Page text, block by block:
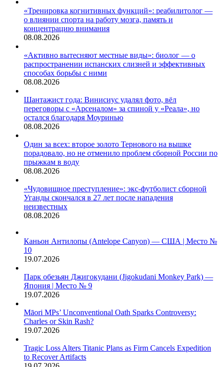
«Тренировка когнитивных функций»: реабилитолог —
о влиянии спорта на работу мозга, память и
концентрацию внимания
08.08.2026
«Активно вытесняют местные виды»: биолог — о
распространении испанских слизней и эффективных
способах борьбы с ними
08.08.2026
Шантажист года: Винисиус удалял фото, вёл
переговоры с «Арсеналом» за спиной у «Реала», но
остался благодаря Моуринью
08.08.2026
Один за всех: второе золото Тернового на вышке
порадовало, но не отменило проблем сборной России по
прыжкам в воду
08.08.2026
«Чудовищное преступление»: экс-футболист сборной
Уганды скончался в 27 лет после нападения
неизвестных
08.08.2026
Каньон Антилопы (Antelope Canyon) — США | Место №
10
19.07.2026
Парк обезьян Джигокудани (Jigokudani Monkey Park) —
Япония | Место № 9
19.07.2026
Māori MPs’ Unconventional Oath Sparks Controversy:
Charles or Skin Rash?
19.07.2026
Tragic Loss Alters Titanic Plans as Firm Cancels Expedition
to Recover Artifacts